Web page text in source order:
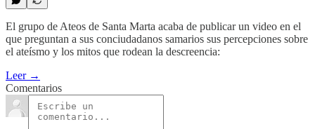
El grupo de Ateos de Santa Marta acaba de publicar un video en el
que preguntan a sus conciudadanos samarios sus percepciones sobre
el ateísmo y los mitos que rodean la descreencia:
Leer →
Comentarios